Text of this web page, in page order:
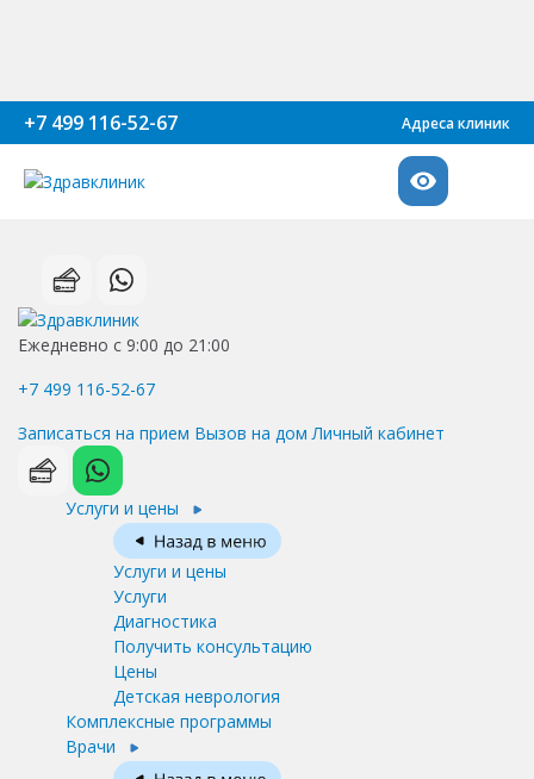
+7 499 116-52-67 Адреса клиник
Ежедневно с 9:00 до 21:00
+7 499 116-52-67
Записаться на прием Вызов на дом Личный кабинет
Услуги и цены
Услуги и цены
Услуги
Диагностика
Получить консультацию
Цены
Детская неврология
Комплексные программы
Врачи